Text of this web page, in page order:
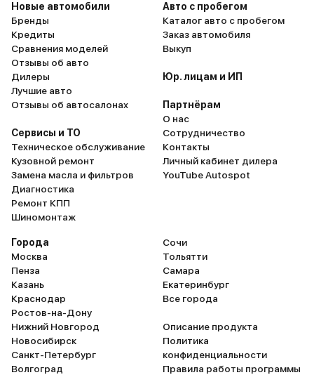
Новые автомобили
Бренды
Кредиты
Сравнения моделей
Отзывы об авто
Дилеры
Лучшие авто
Отзывы об автосалонах
Сервисы и ТО
Техническое обслуживание
Кузовной ремонт
Замена масла и фильтров
Диагностика
Ремонт КПП
Шиномонтаж
Авто с пробегом
Каталог авто с пробегом
Заказ автомобиля
Выкуп
Юр. лицам и ИП
Партнёрам
О нас
Сотрудничество
Контакты
Личный кабинет дилера
YouTube Autospot
Города
Москва
Пенза
Казань
Краснодар
Ростов-на-Дону
Нижний Новгород
Новосибирск
Санкт-Петербург
Волгоград
Сочи
Тольятти
Самара
Екатеринбург
Все города
Описание продукта
Политика
конфиденциальности
Правила работы программы